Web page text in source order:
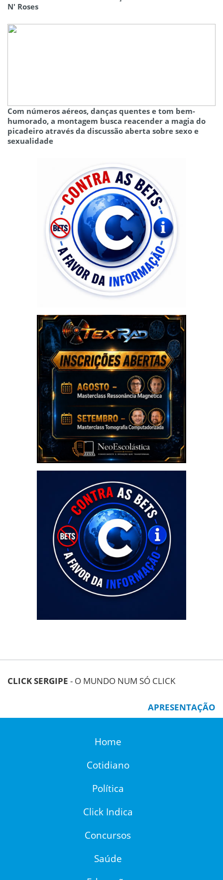
N' Roses
Com números aéreos, danças quentes e tom bem-
humorado, a montagem busca reacender a magia do
picadeiro através da discussão aberta sobre sexo e
sexualidade
CLICK SERGIPE - O MUNDO NUM SÓ CLICK
APRESENTAÇÃO
Home
Cotidiano
Política
Click Indica
Concursos
Saúde